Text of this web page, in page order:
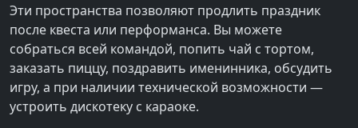
Эти пространства позволяют продлить праздник
после квеста или перформанса. Вы можете
собраться всей командой, попить чай с тортом,
заказать пиццу, поздравить именинника, обсудить
игру, а при наличии технической возможности —
устроить дискотеку с караоке.